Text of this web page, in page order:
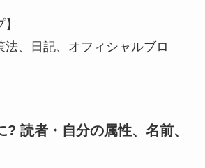
法、日記、オフィシャルブロ
読者・自分の属性、名前、